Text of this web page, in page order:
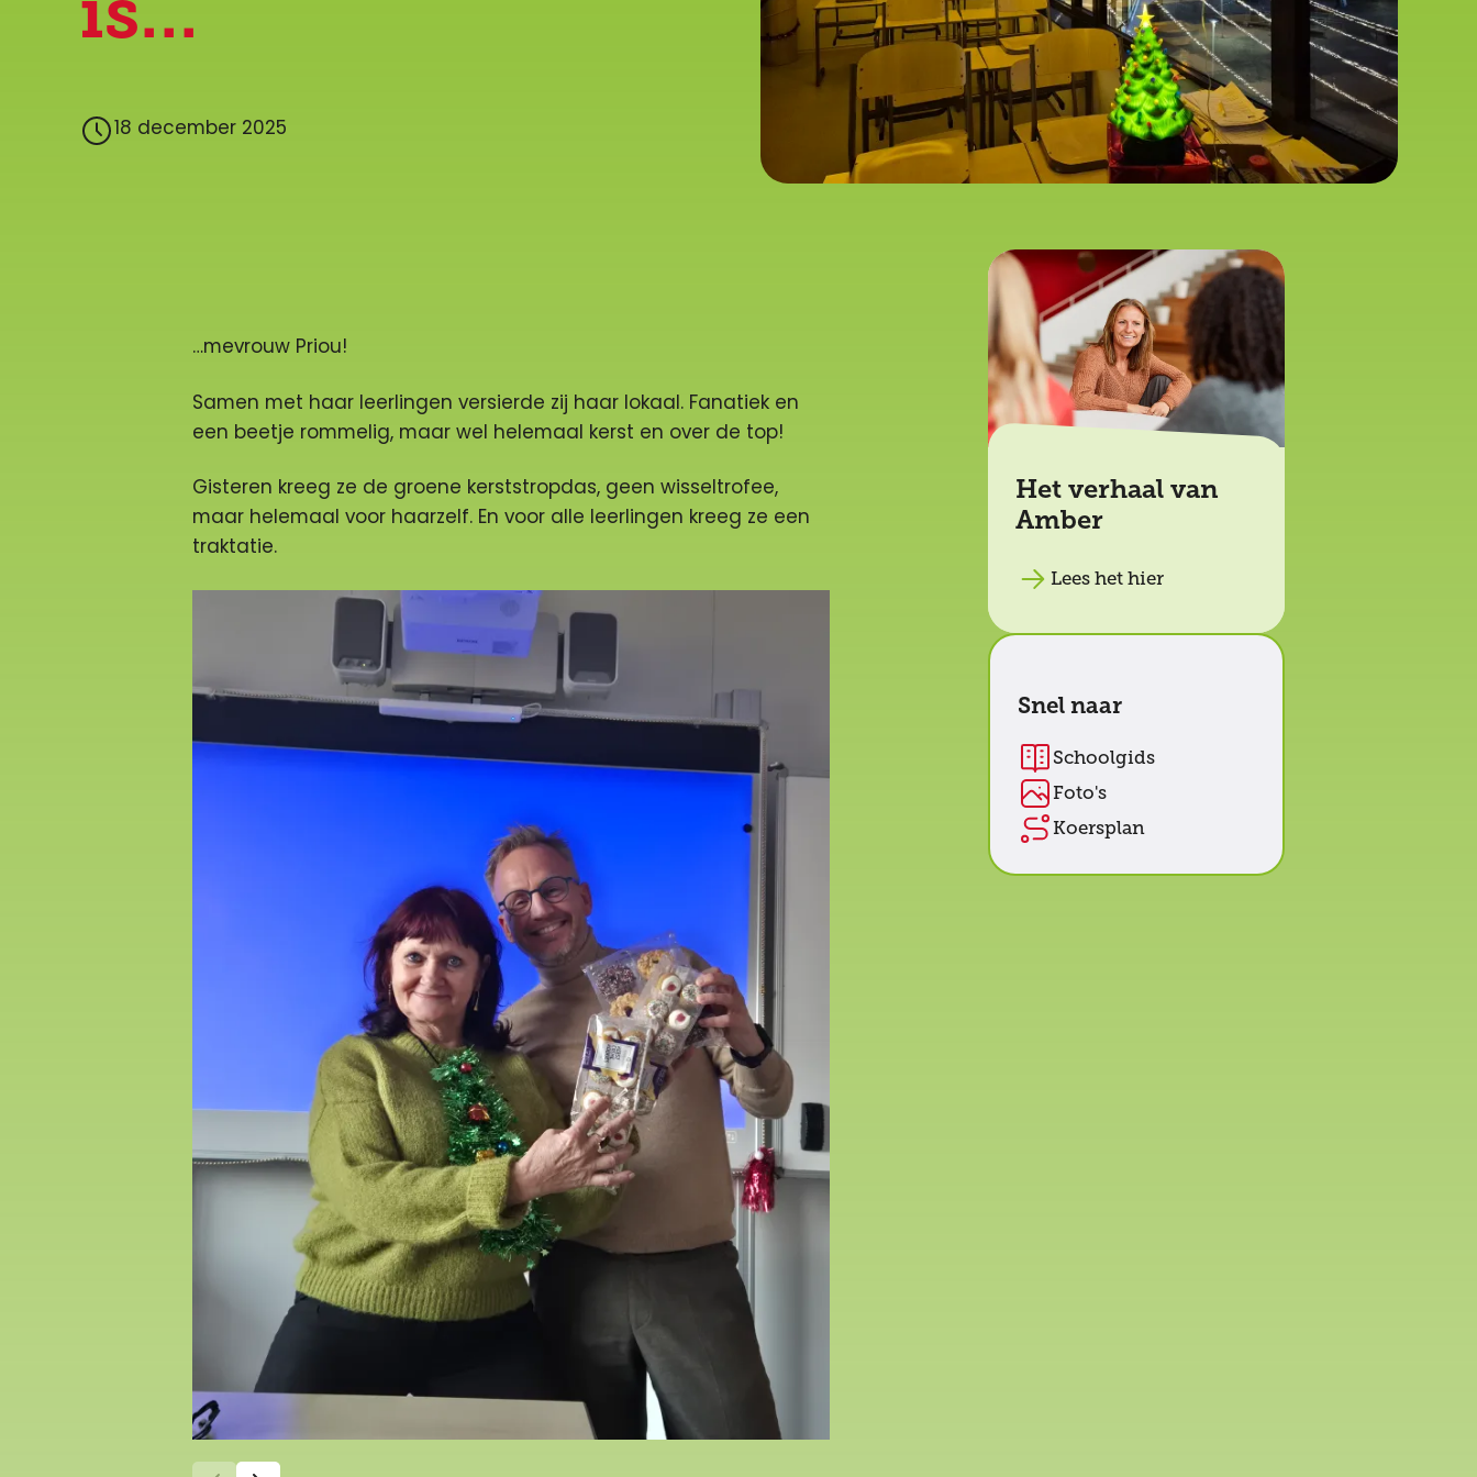
18 december 2025
…mevrouw Priou!
Samen met haar leerlingen versierde zij haar lokaal. Fanatiek en
een beetje rommelig, maar wel helemaal kerst en over de top!
Gisteren kreeg ze de groene kerststropdas, geen wisseltrofee,
maar helemaal voor haarzelf. En voor alle leerlingen kreeg ze een
traktatie.
Het verhaal van
Amber
Lees het hier
Snel naar
Schoolgids
Foto's
Koersplan